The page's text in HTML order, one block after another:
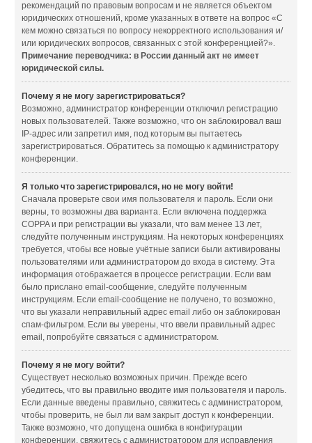
рекомендаций по правовым вопросам и не является объектом
юридических отношений, кроме указанных в ответе на вопрос «С
кем можно связаться по вопросу некорректного использования и/
или юридических вопросов, связанных с этой конференцией?».
Примечание переводчика: в России данный акт не имеет
юридической силы.
Почему я не могу зарегистрироваться?
Возможно, администратор конференции отключил регистрацию
новых пользователей. Также возможно, что он заблокировал ваш
IP-адрес или запретил имя, под которым вы пытаетесь
зарегистрироваться. Обратитесь за помощью к администратору
конференции.
Я только что зарегистрировался, но не могу войти!
Сначала проверьте свои имя пользователя и пароль. Если они
верны, то возможны два варианта. Если включена поддержка
COPPA и при регистрации вы указали, что вам менее 13 лет,
следуйте полученным инструкциям. На некоторых конференциях
требуется, чтобы все новые учётные записи были активированы
пользователями или администратором до входа в систему. Эта
информация отображается в процессе регистрации. Если вам
было прислано email-сообщение, следуйте полученным
инструкциям. Если email-сообщение не получено, то возможно,
что вы указали неправильный адрес email либо он заблокирован
спам-фильтром. Если вы уверены, что ввели правильный адрес
email, попробуйте связаться с администратором.
Почему я не могу войти?
Существует несколько возможных причин. Прежде всего
убедитесь, что вы правильно вводите имя пользователя и пароль.
Если данные введены правильно, свяжитесь с администратором,
чтобы проверить, не был ли вам закрыт доступ к конференции.
Также возможно, что допущена ошибка в конфигурации
конференции, свяжитесь с администратором для исправления